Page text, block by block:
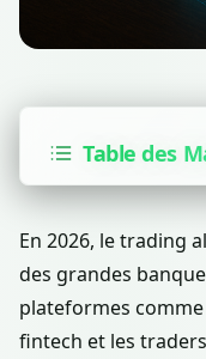
Table des
En 2026, le trading
des grandes
plateformes
fintech et les